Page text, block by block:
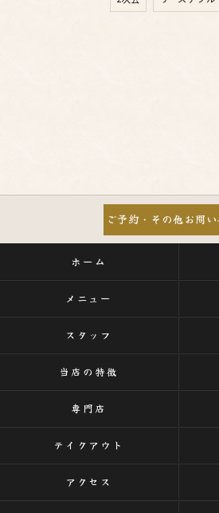
ご予約・その他お問
ホーム
メニュー
スタッフ
当店の特徴
専門店
テイクアウト
アクセス